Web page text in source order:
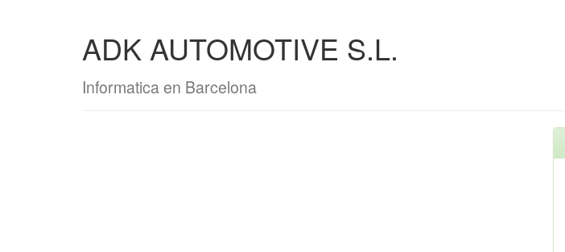
ADK AUTOMOTIVE S.L.
Informatica en Barcelona